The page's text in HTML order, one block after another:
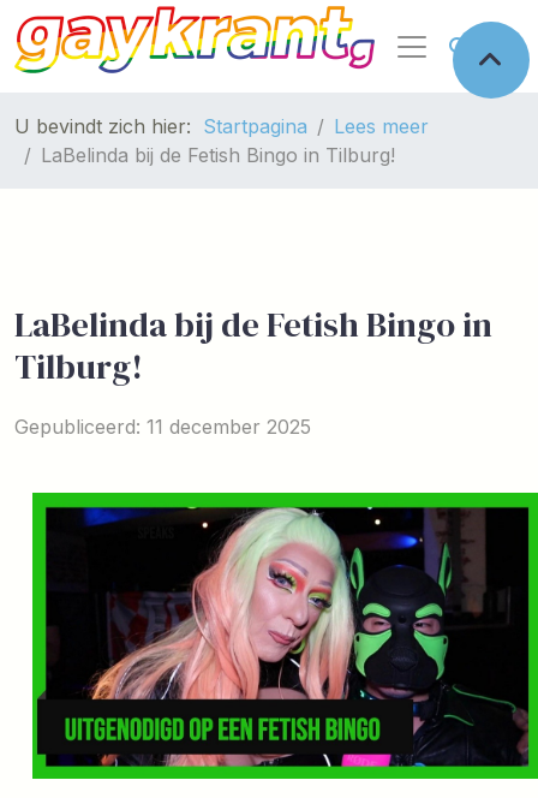
U bevindt zich hier: Startpagina
Lees meer
LaBelinda bij de Fetish Bingo in Tilburg!
LaBelinda bij de Fetish Bingo in
Tilburg!
Gepubliceerd: 11 december 2025